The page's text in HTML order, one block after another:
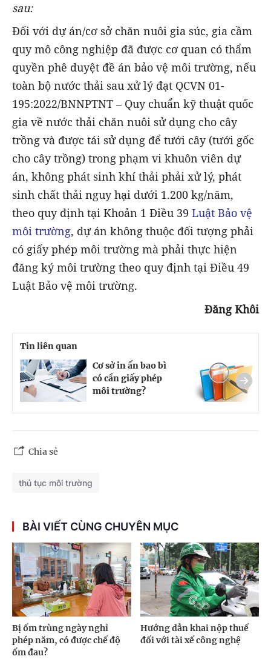
sau:
Đối với dự án/cơ sở chăn nuôi gia súc, gia cầm
quy mô công nghiệp đã được cơ quan có thẩm
quyền phê duyệt đề án bảo vệ môi trường, nếu
toàn bộ nước thải sau xử lý đạt QCVN 01-
195:2022/BNNPTNT – Quy chuẩn kỹ thuật quốc
gia về nước thải chăn nuôi sử dụng cho cây
trồng và được tái sử dụng để tưới cây (tưới gốc
cho cây trồng) trong phạm vi khuôn viên dự
án, không phát sinh khí thải phải xử lý, phát
sinh chất thải nguy hại dưới 1.200 kg/năm,
theo quy định tại Khoản 1 Điều 39 Luật Bảo vệ
môi trường, dự án không thuộc đối tượng phải
có giấy phép môi trường mà phải thực hiện
đăng ký môi trường theo quy định tại Điều 49
Luật Bảo vệ môi trường.
Đăng Khôi
Tin liên quan
Cơ sở in ấn bao bì
có cần giấy phép
môi trường?
Chia sẻ
thủ tục môi trường
BÀI VIẾT CÙNG CHUYÊN MỤC
Bị ốm trùng ngày nghỉ
phép năm, có được chế độ
ốm đau?
Hướng dẫn khai nộp thuế
đối với tài xế công nghệ